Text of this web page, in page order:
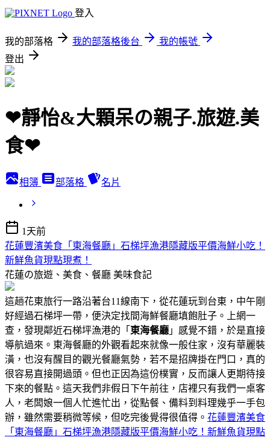
登入
我的部落格 我的部落格後台
我的帳號
登出
❤靜怡&大顆呆の親子.旅遊.美
食❤
相簿 部落格 名片
1天前
花蓮豐濱美食「東海餐廳」石梯坪漁港隱藏版平價海鮮小吃！
新鮮魚貨現點現煮！
花蓮の旅遊、美食、餐廳 美味食記
這趟花東旅行一路沿著台11線南下，從花蓮玩到台東，中午剛
好經過石梯坪一帶，便決定找間海鮮餐廳填飽肚子。上網一
查，發現鄰近石梯坪漁港的「 東海餐廳 」感覺不錯，於是直接
導航過來。東海餐廳的外觀看起來就像一般住家，沒有華麗裝
潢，也沒有醒目的觀光餐廳氣勢，若不是招牌掛在門口，真的
很容易直接開過頭。但也正因為這份樸實，反而讓人更期待接
下來的餐點。這天我們非假日下午前往，店裡只有我們一桌客
人，老闆娘一個人忙進忙出，從點餐、備料到料理幾乎一手包
辦，雖然需要稍微等候，但吃完後覺得很值得。 花蓮豐濱美食
「東海餐廳」石梯坪漁港隱藏版平價海鮮小吃！新鮮魚貨現點